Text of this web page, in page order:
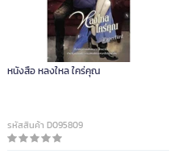
หนังสือ หลงใหล ใคร่คุณ
รหัสสินค้า D095809